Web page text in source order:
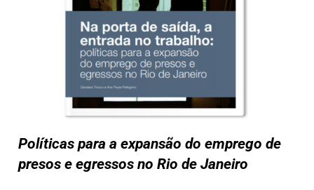
Políticas para a expansão do emprego de
presos e egressos no Rio de Janeiro